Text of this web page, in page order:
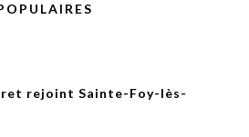
rejoint Sainte-Foy-lès-